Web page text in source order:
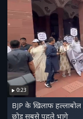
0:23
BJP के खिलाफ